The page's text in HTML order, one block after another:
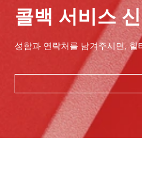
콜백 서비스
성함과 연락처를 남겨주시면, 힐